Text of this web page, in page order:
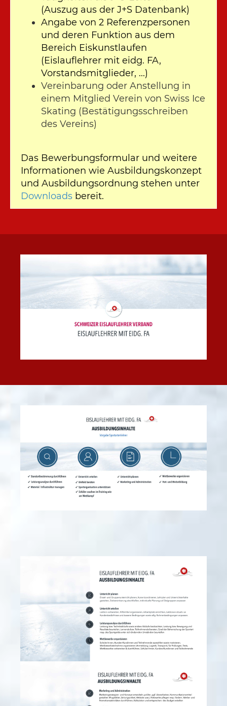
(Auszug aus der J+S Datenbank)
Angabe von 2 Referenzpersonen
und deren Funktion aus dem
Bereich Eiskunstlaufen
(Eislauflehrer mit eidg. FA,
Vorstandsmitglieder, ...)
Vereinbarung oder Anstellung in
einem Mitglied Verein von Swiss Ice
Skating (Bestätigungsschreiben
des Vereins)
Das Bewerbungsformular und weitere
Informationen wie Ausbildungskonzept
und Ausbildungsordnung stehen unter
Downloads bereit.